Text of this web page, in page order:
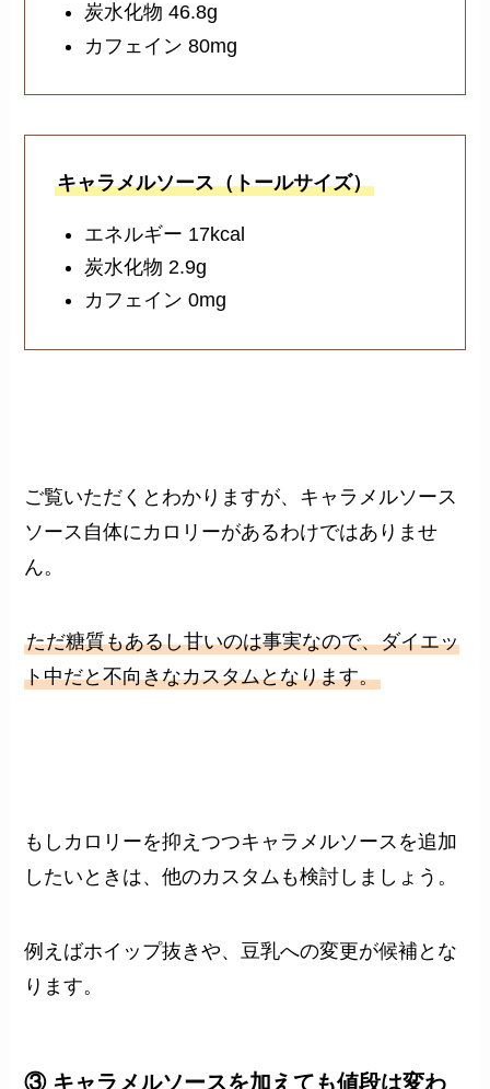
炭水化物 46.8g
カフェイン 80mg
キャラメルソース（トールサイズ）
エネルギー 17kcal
炭水化物 2.9g
カフェイン 0mg
ご覧いただくとわかりますが、キャラメルソース
ソース自体にカロリーがあるわけではありませ
ん。
ただ糖質もあるし甘いのは事実なので、ダイエッ
ト中だと不向きなカスタムとなります。
もしカロリーを抑えつつキャラメルソースを追加
したいときは、他のカスタムも検討しましょう。
例えばホイップ抜きや、豆乳への変更が候補とな
ります。
③ キャラメルソースを加えても値段は変わ